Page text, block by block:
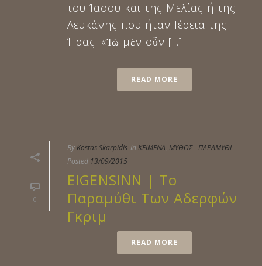
του Ίασου και της Μελίας ή της
Λευκάνης που ήταν Ιέρεια της
Ήρας. «Ἰὼ μὲν οὖν [...]
READ MORE
0
ByKostas Skarpidis In ΚΕΙΜΕΝΑ, ΜΥΘΟΣ - ΠΑΡΑΜΥΘΙ
Posted 13/09/2015
EIGENSINN | Το
Παραμύθι Των Αδερφών
Γκριμ
READ MORE